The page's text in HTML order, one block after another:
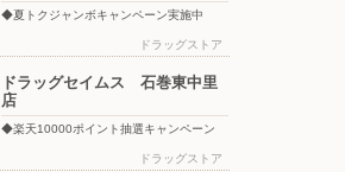
◆夏トクジャンボキャンペーン実施中
ドラッグストア
ドラッグセイムス 石巻東中里
店
◆楽天10000ポイント抽選キャンペーン
ドラッグストア